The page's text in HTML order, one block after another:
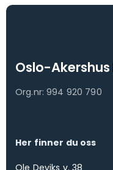
Oslo-
Org.nr: 994 920 790
Her finner du oss